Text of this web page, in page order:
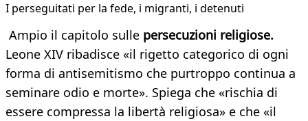
I perseguitati per la fede, i migranti, i detenuti
Ampio il capitolo sulle persecuzioni religiose.
Leone XIV ribadisce «il rigetto categorico di ogni
forma di antisemitismo che purtroppo continua a
seminare odio e morte». Spiega che «rischia di
essere compressa la libertà religiosa» e che «il